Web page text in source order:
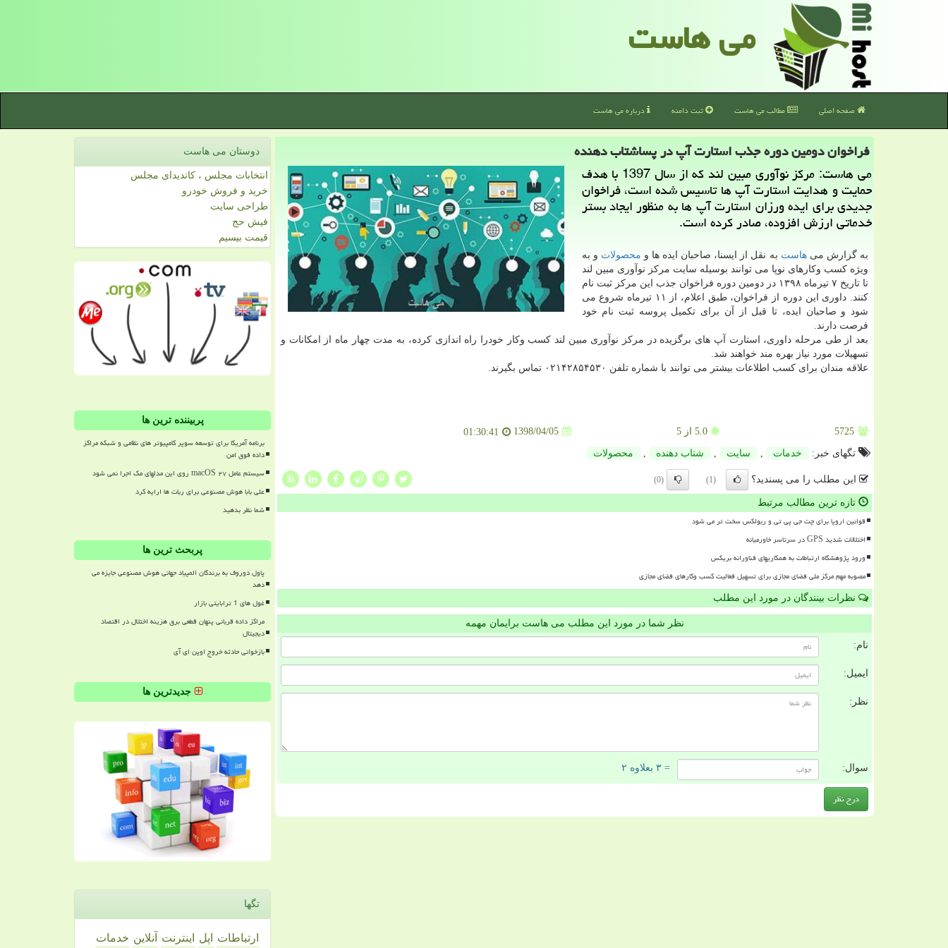
می هاست
صفحه اصلی مطالب می هاست ثبت دامنه درباره می هاست
فراخوان دومین دوره جذب استارت‏ آپ در پساشتاب دهنده
می هاست: مركز نوآوری مبین لند كه از سال 1397 با هدف
حمایت و هدایت استارت آپ ها تاسیس شده است، فراخوان
جدیدی برای ایده ورزان استارت آپ ها به منظور ایجاد بستر
خدماتی ارزش افزوده، صادر كرده است.
به گزارش میهاست به نقل از ایسنا، صاحبان ایده ‏ها و محصولات و به
ویژه كسب وكارهای نوپا می توانند بوسیله سایت مركز نوآوری مبین لند
تا تاریخ ۷ تیرماه ۱۳۹۸ در دومین دوره فراخوان جذب این مركز ثبت نام
كنند. داوری این دوره از فراخوان، طبق اعلام، از ۱۱ تیرماه شروع می
شود و صاحبان ایده، تا قبل از آن برای تكمیل پروسه ثبت نام خود
فرصت دارند.
بعد از طی مرحله داوری، استارت‏ آپ‏ های برگزیده در مركز نوآوری مبین لند كسب وكار خودرا راه ‏اندازی كرده، به مدت چهار ماه از امكانات و
تسهیلات مورد نیاز بهره ‏مند خواهند شد.
علاقه مندان برای كسب اطلاعات بیشتر می توانند با شماره تلفن ۰۲۱۴۲۸۵۴۵۳۰ تماس بگیرند.
5725
5.0از 5 1398/04/05
01:30:41
تگهای خبر:
خدمات سایت شتاب دهنده محصولات
این مطلب را می پسندید؟ (1)
(0)
تازه ترین مطالب مرتبط
قوانین اروپا برای چت جی پی تی و ربولکس سخت تر می شود
اختلالات شدید GPS در سرتاسر خاورمیانه
ورود پژوهشگاه ارتباطات به همکاریهای فناورانه بریکس
مصوبه مهم مرکز ملی فضای مجازی برای تسهیل فعالیت کسب وکارهای فضای مجازی
نظرات بینندگان در مورد این مطلب
نظر شما در مورد این مطلب می هاست برایمان مهمه
نام:
ایمیل:
نظر:
سوال: = ۳ بعلاوه ۲
دوستان می هاست
انتخابات مجلس ، کاندیدای مجلس
خرید و فروش خودرو
طراحی سایت
فیش حج
قیمت بیسیم
پربیننده ترین ها
برنامه آمریکا برای توسعه سوپر کامپیوتر های نظامی و شبکه مراکز
داده فوق امن
سیستم عامل macOS ۲۷ روی این مدلهای مک اجرا نمی شود
علی بابا هوش مصنوعی برای ربات ها ارایه کرد
شما نظر بدهید
پربحث ترین ها
پاول دوروف به برندگان المپیاد جهانی هوش مصنوعی جایزه می
دهد
غول های 1 ترابایتی بازار
مراکز داده قربانی پنهان قطعی برق هزینه اختلال در اقتصاد
دیجیتال
بازخوانی حادثه خروج اوپن ای آی
جدیدترین ها
تگها
ارتباطات اپل اینترنت آنلاین خدمات